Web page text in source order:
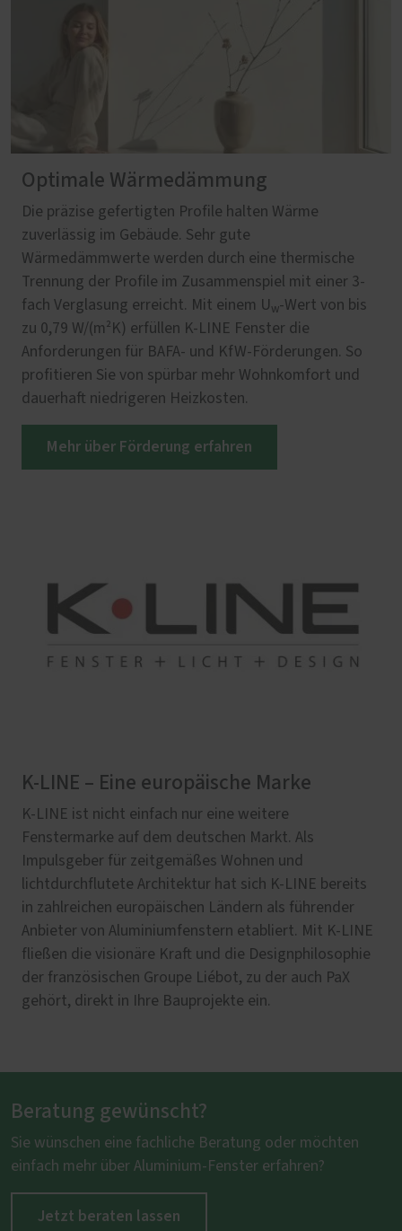
Optimale Wärmedämmung
Die präzise gefertigten Profile halten Wärme
zuverlässig im Gebäude. Sehr gute
Wärmedämmwerte werden durch eine thermische
Trennung der Profile im Zusammenspiel mit einer 3-
fach Verglasung erreicht. Mit einem U w‑Wert von bis
zu 0,79 W/(m²K) erfüllen K-LINE Fenster die
Anforderungen für BAFA‑ und KfW‑Förderungen. So
profitieren Sie von spürbar mehr Wohnkomfort und
dauerhaft niedrigeren Heizkosten.
Mehr über Förderung erfahren
K-LINE – Eine europäische Marke
K-LINE ist nicht einfach nur eine weitere
Fenstermarke auf dem deutschen Markt. Als
Impulsgeber für zeitgemäßes Wohnen und
lichtdurchflutete Architektur hat sich K-LINE bereits
in zahlreichen europäischen Ländern als führender
Anbieter von Aluminiumfenstern etabliert. Mit K-LINE
fließen die visionäre Kraft und die Designphilosophie
der französischen Groupe Liébot, zu der auch PaX
gehört, direkt in Ihre Bauprojekte ein.
Beratung gewünscht?
Sie wünschen eine fachliche Beratung oder möchten
einfach mehr über Aluminium-Fenster erfahren?
Jetzt beraten lassen